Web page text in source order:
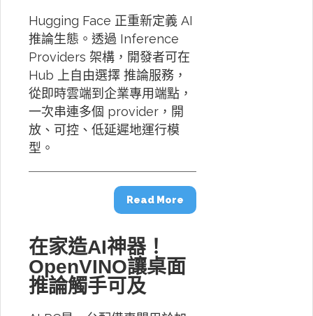
Hugging Face 正重新定義 AI
推論生態。透過 Inference
Providers 架構，開發者可在
Hub 上自由選擇 推論服務，
從即時雲端到企業專用端點，
一次串連多個 provider，開
放、可控、低延遲地運行模
型。
Read More
在家造AI神器！
OpenVINO讓桌面
推論觸手可及